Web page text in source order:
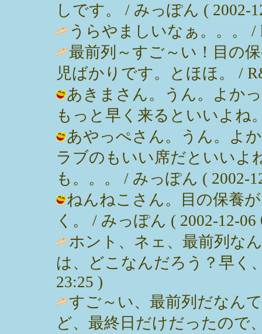
しです。 / みっぽん ( 2002-
うらやましいなぁ。。。 /
最前列～すご～い！目の
児ばかりです。とほほ。 /
あきまさん。うん。よか
もっと早く来るといいよね
あやっぺさん。うん。よ
ラブのもいい席だといいよ
も。。。 / みっぽん ( 2002-
ねんねこさん。目の保養
く。 / みっぽん ( 2002-12-06
ホント、ネェ、最前列な
は、どこなんだろう？早く
23:25 )
すご～い、最前列だなん
ど、最終日だけだったの